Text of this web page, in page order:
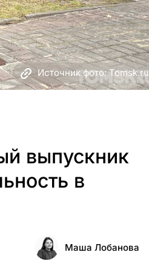
Источник фото: Tomsk.ru
выпускник
в
Маша Лобанова